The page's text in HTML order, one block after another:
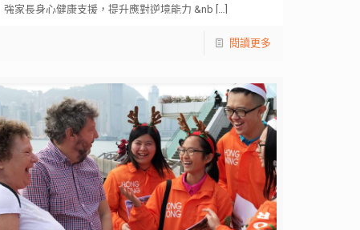
強家長身心健康支援，提升應對逆境能力 &nb […]
閱讀更多